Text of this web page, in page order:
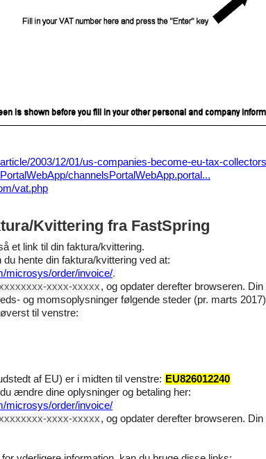
2003/12/01/us-companies-become-eu-tax-collectors
channelsPortalWebApp.portal...
vat.php
Kvittering fra FastSpring
et link til din faktura/kvittering.
hente din faktura/kvittering ved at:
microsys/order/invoice/.
xxxx-xxxxx, og opdater derefter browseren.
og momsoplysninger følgende steder (pr. marts
til venstre:
af EU) er i midten til venstre: EU826012240
ændre dine oplysninger og betaling her:
microsys/order/invoice/
xxxx-xxxxx, og opdater derefter browseren.